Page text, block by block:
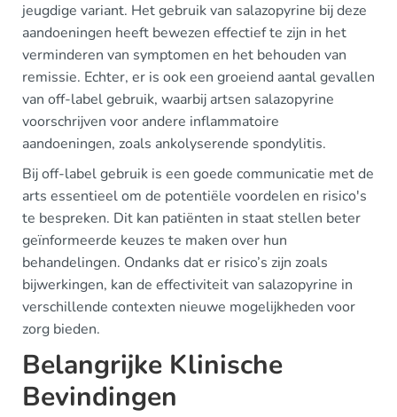
jeugdige variant. Het gebruik van salazopyrine bij deze
aandoeningen heeft bewezen effectief te zijn in het
verminderen van symptomen en het behouden van
remissie. Echter, er is ook een groeiend aantal gevallen
van off-label gebruik, waarbij artsen salazopyrine
voorschrijven voor andere inflammatoire
aandoeningen, zoals ankolyserende spondylitis.
Bij off-label gebruik is een goede communicatie met de
arts essentieel om de potentiële voordelen en risico's
te bespreken. Dit kan patiënten in staat stellen beter
geïnformeerde keuzes te maken over hun
behandelingen. Ondanks dat er risico’s zijn zoals
bijwerkingen, kan de effectiviteit van salazopyrine in
verschillende contexten nieuwe mogelijkheden voor
zorg bieden.
Belangrijke Klinische
Bevindingen